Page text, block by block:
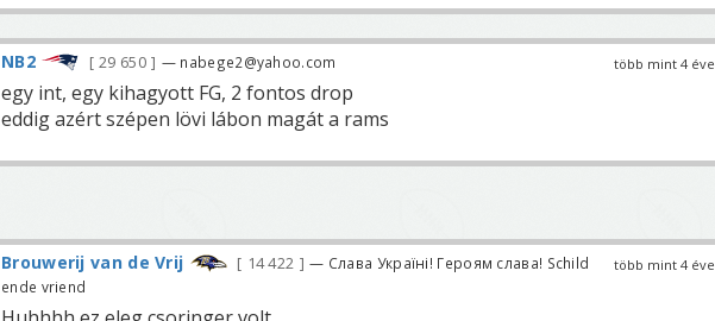
több mint 4 éve
NB2 29 650 — nabege2@yahoo.com
egy int, egy kihagyott FG, 2 fontos drop
eddig azért szépen lövi lábon magát a rams
több mint 4 éve
Brouwerij van de Vrij 14 422
— Слава Україні! Героям слава! Schild
ende vriend